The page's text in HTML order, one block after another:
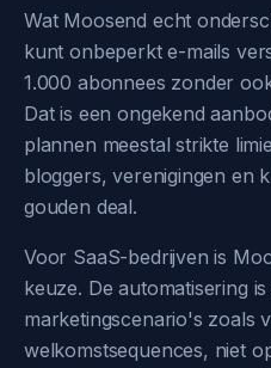
Wat Moosend echt
kunt onbeperkt e-mails
1.000 abonnees zonder
Dat is een ongekend
plannen meestal strikte
bloggers, verenigingen en
gouden deal.
Voor SaaS-bedrijven is
keuze. De automatisering
marketingscenario's zoals
welkomstsequences, niet